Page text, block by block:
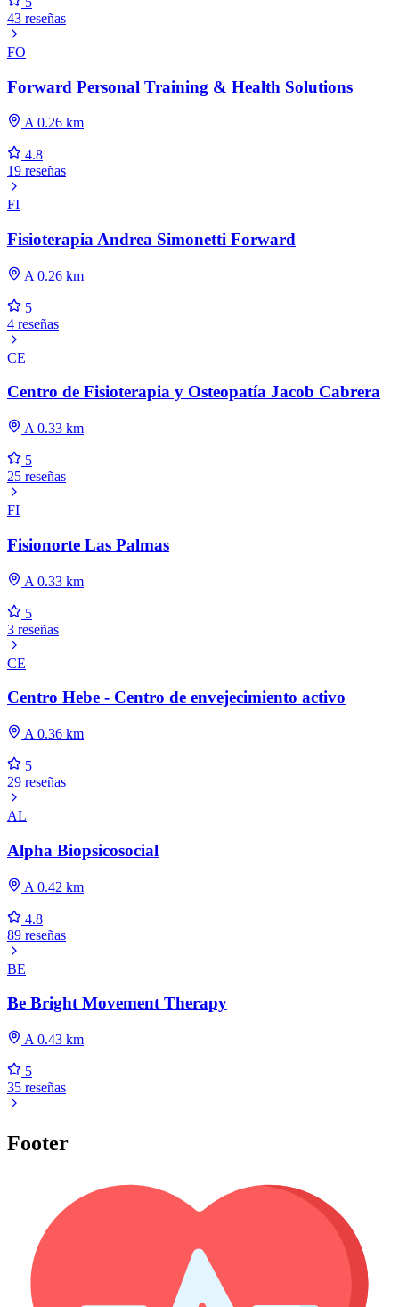
43 reseñas
FO
Forward Personal Training & Health Solutions
A 0.26 km
4.8
19 reseñas
FI
Fisioterapia Andrea Simonetti Forward
A 0.26 km
5
4 reseñas
CE
Centro de Fisioterapia y Osteopatía Jacob Cabrera
A 0.33 km
5
25 reseñas
FI
Fisionorte Las Palmas
A 0.33 km
5
3 reseñas
CE
Centro Hebe - Centro de envejecimiento activo
A 0.36 km
5
29 reseñas
AL
Alpha Biopsicosocial
A 0.42 km
4.8
89 reseñas
BE
Be Bright Movement Therapy
A 0.43 km
5
35 reseñas
Footer